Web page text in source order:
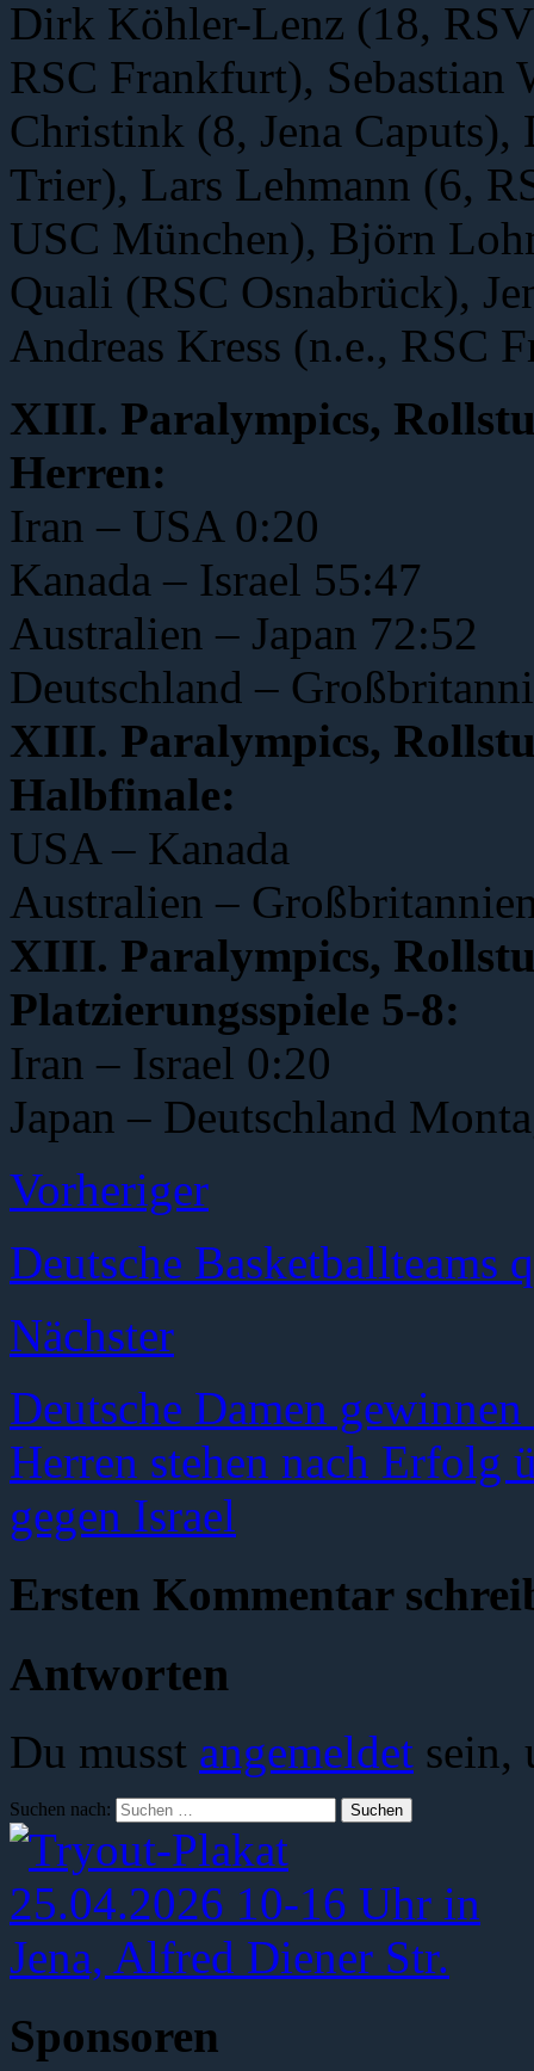
Dirk Köhler-Lenz (18,
RSC Frankfurt),
Christink (8, Jena
Trier), Lars Lehmann (6,
USC München), Björn
Quali (RSC Osnabrück),
Andreas Kress (n.e., RSC
XIII. Paralympics,
Herren:
Iran – USA 0:20
Kanada – Israel 55:47
Australien – Japan 72:52
Deutschland –
XIII. Paralympics,
Halbfinale:
USA – Kanada
Australien –
XIII. Paralympics,
Platzierungsspiele 5-8:
Iran – Israel 0:20
Japan – Deutschland
Vorheriger
Deutsche
Nächster
Deutsche Damen
Herren stehen nach Erfolg
gegen Israel
Ersten Kommentar
Antworten
Du musst angemeldet sein,
Suchen nach:
Sponsoren